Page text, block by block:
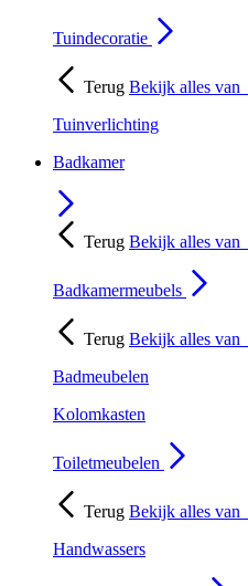
Tuindecoratie
Terug Bekijk alles van
Tuinverlichting
Badkamer
Terug Bekijk alles van
Badkamermeubels
Terug Bekijk alles van
Badmeubelen
Kolomkasten
Toiletmeubelen
Terug Bekijk alles van
Handwassers